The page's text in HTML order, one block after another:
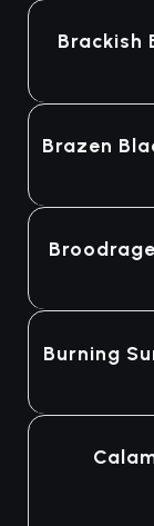
Brackish
Brazen
Burning